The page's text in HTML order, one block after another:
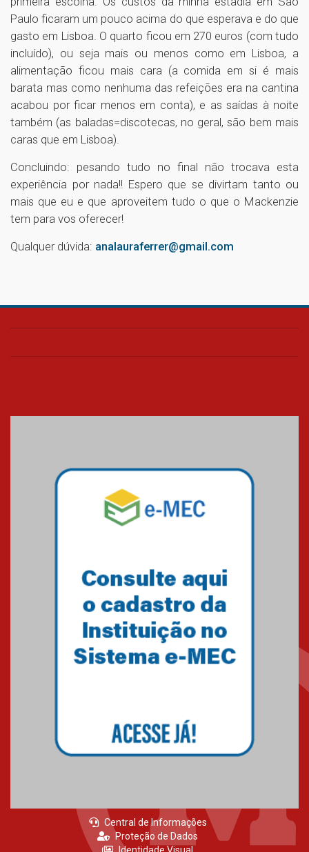
Paulo ficaram um pouco acima do que esperava e do que
gasto em Lisboa. O quarto ficou em 270 euros (com tudo
incluído), ou seja mais ou menos como em Lisboa, a
alimentação ficou mais cara (a comida em si é mais
barata mas como nenhuma das refeições era na cantina
acabou por ficar menos em conta), e as saídas à noite
também (as baladas=discotecas, no geral, são bem mais
caras que em Lisboa).
Concluindo: pesando tudo no final não trocava esta
experiência por nada!! Espero que se divirtam tanto ou
mais que eu e que aproveitem tudo o que o Mackenzie
tem para vos oferecer!
Qualquer dúvida: analauraferrer@gmail.com
Central de Informações
Proteção de Dados